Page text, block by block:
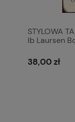
STYLOWA
Ib Laursen
38,00 zł